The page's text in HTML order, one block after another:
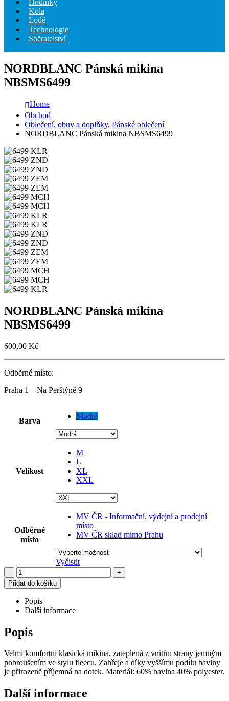
Hodinky
Kola
Lodě
Technologie
Sběratelství
NORDBLANC Pánská mikina
NBSMS6499
Home
Obchod
Oblečení, obuv a doplňky, Pánské oblečení
NORDBLANC Pánská mikina NBSMS6499
NORDBLANC Pánská mikina
NBSMS6499
600,00 Kč
Odběrné místo:
Praha 1 – Na Perštýně 9
Barva
Modrá
Velikost
M
L
XL
XXL
Odběrné
místo
MV ČR - Informační, výdejní a prodejní
místo
MV ČR sklad mimo Prahu
Vyčistit
-
+
Přidat do košíku
Popis
Další informace
Popis
Velmi komfortní klasická mikina, zateplená z vnitřní strany jemným
pobroušením ve stylu fleecu. Zahřeje a díky vyššímu podílu bavlny
je přirozeně příjemná na dotek. Materiál: 60% bavlna 40% polyester.
Další informace